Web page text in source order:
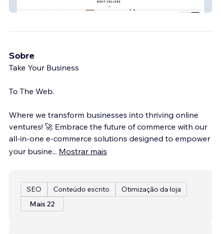
Sobre
Take Your Business
To The Web.
Where we transform businesses into thriving online
ventures! 🚀 Embrace the future of commerce with our
all-in-one e-commerce solutions designed to empower
your busine... Mostrar mais
SEO Conteúdo escrito
Otimização da loja
Mais 22